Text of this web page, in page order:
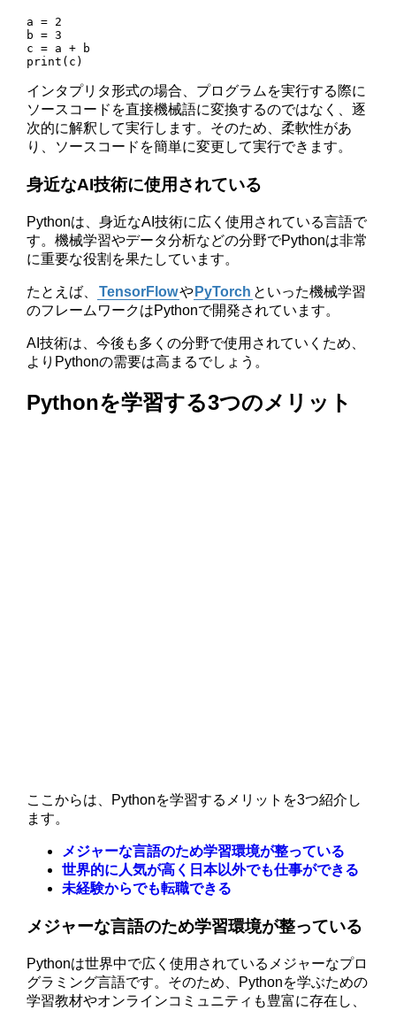
a = 2
b = 3
c = a + b
インタプリタ形式の場合、プログラムを実行する際に
ソースコードを直接機械語に変換するのではなく、逐
次的に解釈して実行します。そのため、柔軟性があ
り、ソースコードを簡単に変更して実行できます。
身近なAI技術に使用されている
Pythonは、身近なAI技術に広く使用されている言語で
す。機械学習やデータ分析などの分野でPythonは非常
に重要な役割を果たしています。
たとえば、 TensorFlowや PyTorch といった機械学習
のフレームワークはPythonで開発されています。
AI技術は、今後も多くの分野で使用されていくため、
よりPythonの需要は高まるでしょう。
Pythonを学習する3つのメリット
ここからは、Pythonを学習するメリットを3つ紹介し
ます。
メジャーな言語のため学習環境が整っている
世界的に人気が高く日本以外でも仕事ができる
未経験からでも転職できる
メジャーな言語のため学習環境が整っている
Pythonは世界中で広く使用されているメジャーなプロ
グラミング言語です。そのため、Pythonを学ぶための
学習教材やオンラインコミュニティも豊富に存在し、